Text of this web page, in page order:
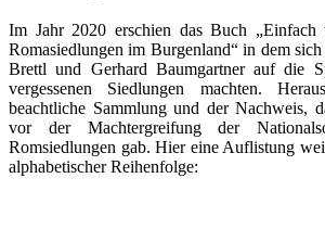
Im Jahr 2020 erschien das Buch „Einfach
Romasiedlungen im Burgenland“ in dem
Brettl und Gerhard Baumgartner auf die
vergessenen Siedlungen machten.
beachtliche Sammlung und der Nachweis,
vor der Machtergreifung der
Romsiedlungen gab. Hier eine Auflistung
alphabetischer Reihenfolge: